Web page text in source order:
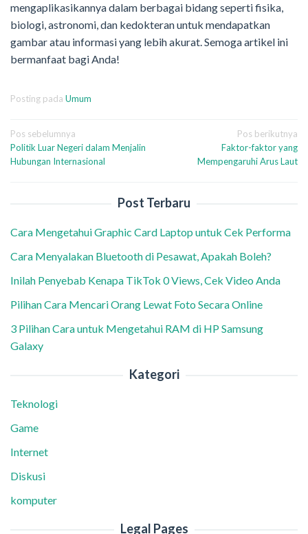
mengaplikasikannya dalam berbagai bidang seperti fisika,
biologi, astronomi, dan kedokteran untuk mendapatkan
gambar atau informasi yang lebih akurat. Semoga artikel ini
bermanfaat bagi Anda!
Posting pada Umum
Navigasi
pos
Pos sebelumnya
Politik Luar Negeri dalam Menjalin
Hubungan Internasional
Pos berikutnya
Faktor-faktor yang
Mempengaruhi Arus Laut
Post Terbaru
Cara Mengetahui Graphic Card Laptop untuk Cek Performa
Cara Menyalakan Bluetooth di Pesawat, Apakah Boleh?
Inilah Penyebab Kenapa TikTok 0 Views, Cek Video Anda
Pilihan Cara Mencari Orang Lewat Foto Secara Online
3 Pilihan Cara untuk Mengetahui RAM di HP Samsung
Galaxy
Kategori
Teknologi
Game
Internet
Diskusi
komputer
Legal Pages